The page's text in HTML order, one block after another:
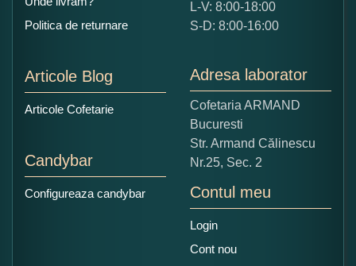
Ce nota acordati acestui produs?
5
Copiati alaturi numarul din imagine:
Politica de returnare
Articole Blog
Articole Cofetarie
Candybar
Configureaza candybar
L-V: 8:00-18:00
S-D: 8:00-16:00
Adresa laborator
Cofetaria ARMAND
Bucuresti
Str. Armand Călinescu
Nr.25, Sec. 2
Contul meu
Login
Cont nou